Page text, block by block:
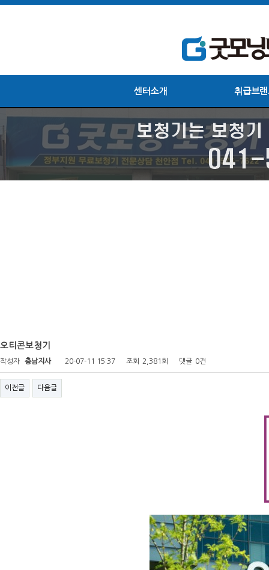
센터소개 취급브
오티콘보청기
작성자 충남지사 20-07-11 15:37 조회 2,381회 댓글 0건
이전글 다음글